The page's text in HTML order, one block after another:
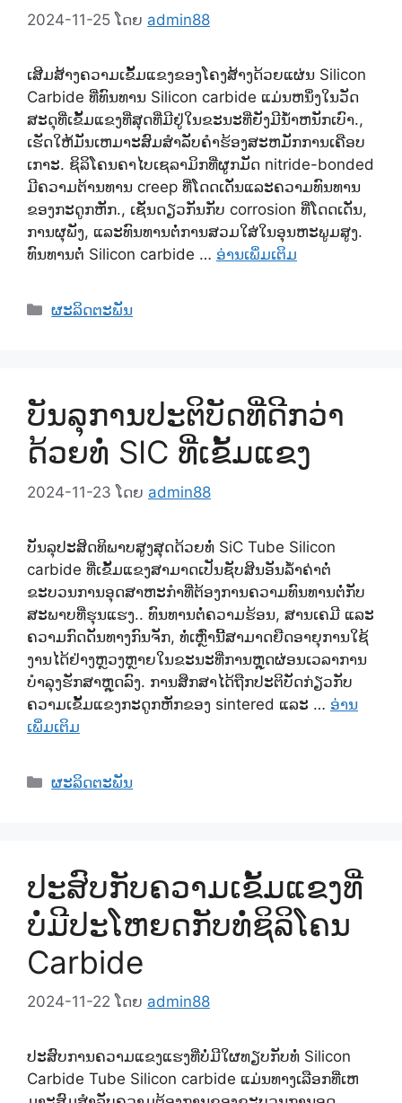
2024-11-25 ໂດຍ admin88
ເສີມສ້າງຄວາມເຂັ້ມແຂງຂອງໂຄງສ້າງດ້ວຍແຜ່ນ Silicon
Carbide ທີ່ທົນທານ Silicon carbide ແມ່ນຫນຶ່ງໃນວັດ
ສະດຸທີ່ເຂັ້ມແຂງທີ່ສຸດທີ່ມີຢູ່ໃນຂະນະທີ່ຍັງມີນ້ໍາຫນັກເບົາ.,
ເຮັດໃຫ້ມັນເຫມາະສົມສໍາລັບຄໍາຮ້ອງສະຫມັກການເຄືອບ
ເກາະ. ຊິລິໂຄນຄາໄບເຊລາມິກທີ່ຜູກມັດ nitride-bonded
ມີຄວາມຕ້ານທານ creep ທີ່ໂດດເດັ່ນແລະຄວາມທົນທານ
ຂອງກະດູກຫັກ., ເຊັ່ນດຽວກັນກັບ corrosion ທີ່ໂດດເດັ່ນ,
ການຜຸພັງ, ແລະທົນທານຕໍ່ການສວມໃສ່ໃນອຸນຫະພູມສູງ.
ທົນທານຕໍ່ Silicon carbide … ອ່ານເພິ່ມເຕິມ
ຫມວດ
ຜະລິດຕະພັນ
ບັນລຸການປະຕິບັດທີ່ດີກວ່າ
ດ້ວຍທໍ່ SIC ທີ່ເຂັ້ມແຂງ
2024-11-23 ໂດຍ admin88
ບັນລຸປະສິດທິພາບສູງສຸດດ້ວຍທໍ່ SiC Tube Silicon
carbide ທີ່ເຂັ້ມແຂງສາມາດເປັນຊັບສິນອັນລ້ໍາຄ່າຕໍ່
ຂະບວນການອຸດສາຫະກໍາທີ່ຕ້ອງການຄວາມທົນທານຕໍ່ກັບ
ສະພາບທີ່ຮຸນແຮງ.. ທົນທານຕໍ່ຄວາມຮ້ອນ, ສານເຄມີ ແລະ
ຄວາມກົດດັນທາງກົນຈັກ, ທໍ່ເຫຼົ່ານີ້ສາມາດຍືດອາຍຸການໃຊ້
ງານໄດ້ຢ່າງຫຼວງຫຼາຍໃນຂະນະທີ່ການຫຼຸດຜ່ອນເວລາການ
ບໍາລຸງຮັກສາຫຼຸດລົງ. ການສຶກສາໄດ້ຖືກປະຕິບັດກ່ຽວກັບ
ຄວາມເຂັ້ມແຂງກະດູກຫັກຂອງ sintered ແລະ … ອ່ານ
ເພິ່ມເຕິມ
ຫມວດ
ຜະລິດຕະພັນ
ປະສົບກັບຄວາມເຂັ້ມແຂງທີ່
ບໍ່ມີປະໂຫຍດກັບທໍ່ຊິລິໂຄນ
Carbide
2024-11-22 ໂດຍ admin88
ປະສົບການຄວາມແຂງແຮງທີ່ບໍ່ມີໃຜທຽບກັບທໍ່ Silicon
Carbide Tube Silicon carbide ແມ່ນທາງເລືອກທີ່ເຫ